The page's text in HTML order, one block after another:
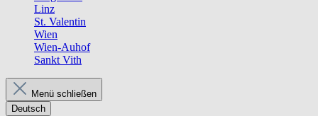
Linz
St. Valentin
Wien
Wien-Auhof
Sankt Vith
Menü schließen
Deutsch